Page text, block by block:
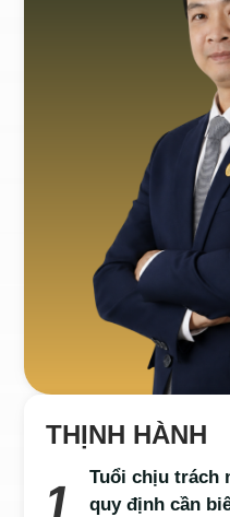
THỊNH HÀNH
Tuổi chịu trách
quy định cần